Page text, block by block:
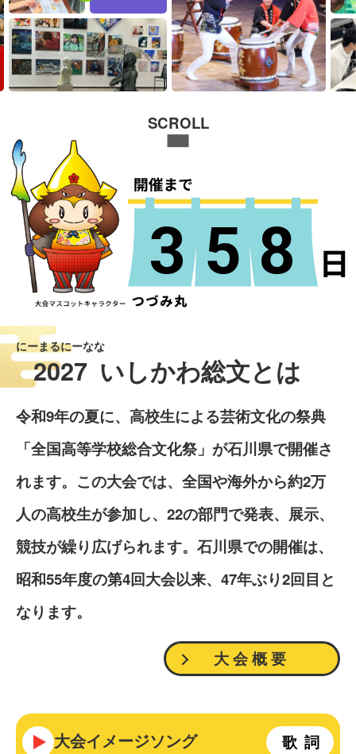
SCROLL
358
2027
にーまるにーなな
いしかわ総文とは
令和9年の夏に、高校生による芸術文化の祭典
「全国高等学校総合文化祭」が石川県で開催さ
れます。この大会では、全国や海外から約2万
人の高校生が参加し、22の部門で発表、展示、
競技が繰り広げられます。石川県での開催は、
昭和55年度の第4回大会以来、47年ぶり2回目と
なります。
大会概要
大会イメージソング 歌詞